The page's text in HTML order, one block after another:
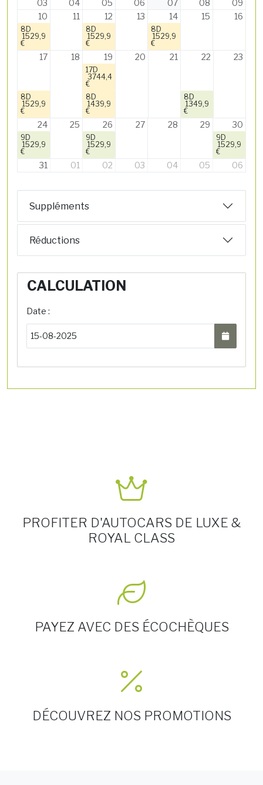
03 04 05 06 07 08
09
10
8D
1529,9
€
11 12
8D
1529,9
€
13 14
8D
1529,9
€
15 16
17
8D
1529,9
€
18 19
17D
3744,4
€
8D
1439,9
€
20 21 22
8D
1349,9
€
23
24
9D
1529,9
€
25 26
9D
1529,9
€
27 28 29 30
9D
1529,9
€
31 01 02 03 04 05 06
Suppléments
Réductions
CALCULATION
Date :
PROFITER D'AUTOCARS DE LUXE &
ROYAL CLASS
PAYEZ AVEC DES ÉCOCHÈQUES
DÉCOUVREZ NOS PROMOTIONS